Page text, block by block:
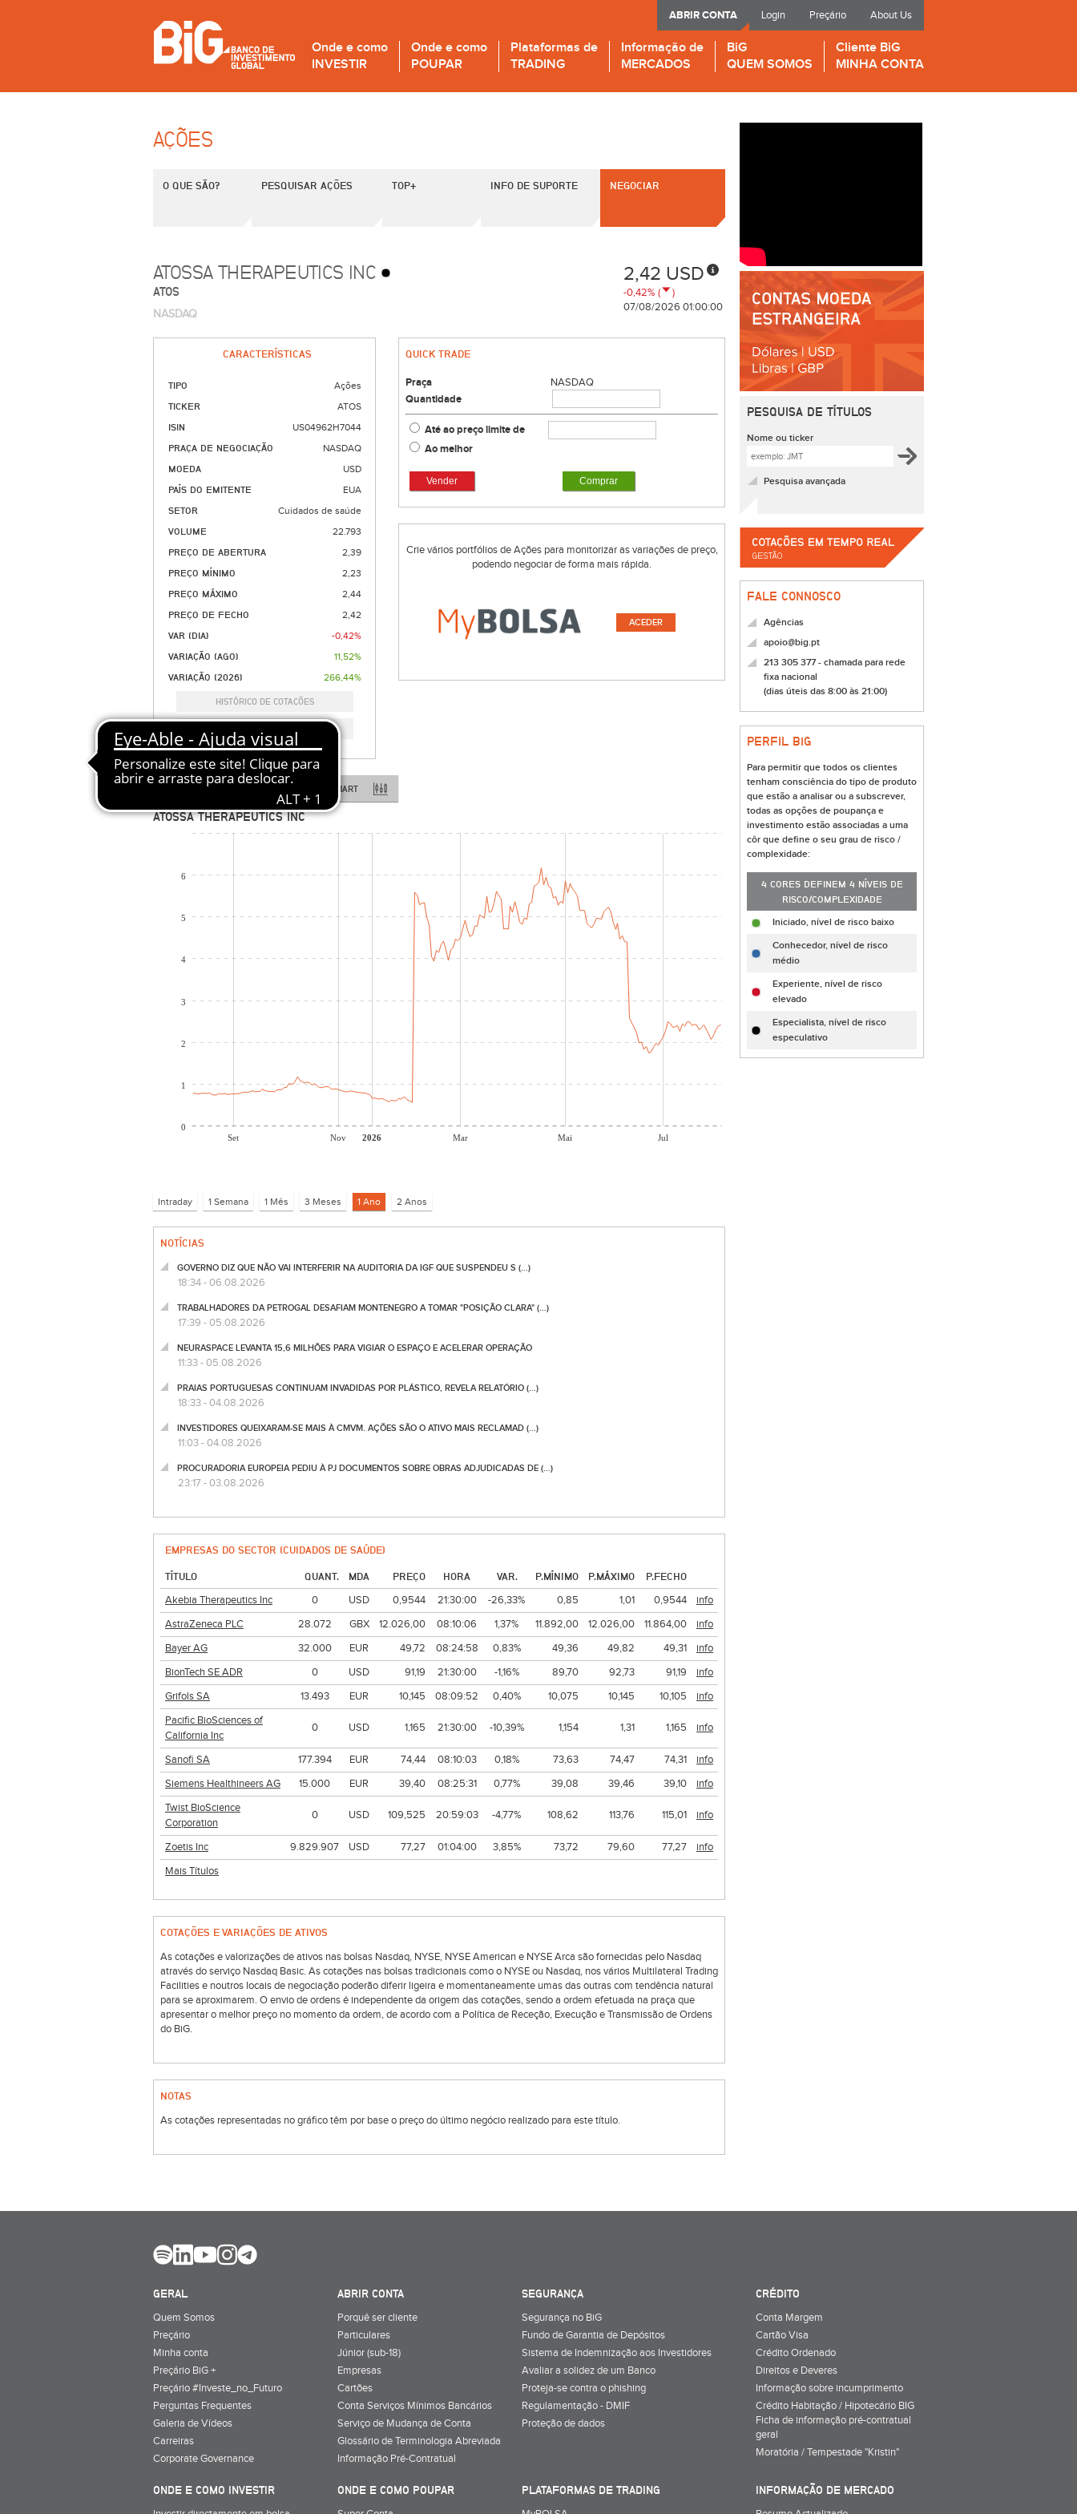
Login Preçário About Us
ABRIR CONTA
Onde e como
INVESTIR
Onde e como
POUPAR
Plataformas de
TRADING
Informação de
MERCADOS
BiG
QUEM SOMOS
Cliente BiG
MINHA CONTA
AÇÕES
O QUE SÃO? PESQUISAR AÇÕES TOP+ INFO DE SUPORTE NEGOCIAR
ATOSSA THERAPEUTICS INC
ATOS
NASDAQ
2,42 USD
-0,42% (
)
07/08/2026 01:00:00
CARACTERÍSTICAS
TIPO Ações
TICKER ATOS
ISIN US04962H7044
PRAÇA DE NEGOCIAÇÃO NASDAQ
MOEDA USD
PAÍS DO EMITENTE EUA
SETOR Cuidados de saúde
VOLUME 22.793
PREÇO DE ABERTURA 2,39
PREÇO MÍNIMO 2,23
PREÇO MÁXIMO 2,44
PREÇO DE FECHO 2,42
VAR (DIA) -0,42%
VARIAÇÃO (AGO) 11,52%
VARIAÇÃO (2026) 266,44%
HISTÓRICO DE COTAÇÕES
QUICK TRADE
Praça
NASDAQ
Quantidade
Até ao preço limite de
Ao melhor
Vender Comprar
Crie vários portfólios de Ações para monitorizar as variações de preço,
podendo negociar de forma mais rápida.
ACEDER
LINE CHART CANDLESTICK CHART
ATOSSA THERAPEUTICS INC
Set Nov 2026 Mar Mai Jul
0
1
2
3
4
5
6
NOTÍCIAS
GOVERNO DIZ QUE NÃO VAI INTERFERIR NA AUDITORIA DA IGF QUE SUSPENDEU S (...)
18:34 - 06.08.2026
TRABALHADORES DA PETROGAL DESAFIAM MONTENEGRO A TOMAR "POSIÇÃO CLARA" (...)
17:39 - 05.08.2026
NEURASPACE LEVANTA 15,6 MILHÕES PARA VIGIAR O ESPAÇO E ACELERAR OPERAÇÃO
11:33 - 05.08.2026
PRAIAS PORTUGUESAS CONTINUAM INVADIDAS POR PLÁSTICO, REVELA RELATÓRIO (...)
18:33 - 04.08.2026
INVESTIDORES QUEIXARAM-SE MAIS À CMVM. AÇÕES SÃO O ATIVO MAIS RECLAMAD (...)
11:03 - 04.08.2026
PROCURADORIA EUROPEIA PEDIU À PJ DOCUMENTOS SOBRE OBRAS ADJUDICADAS DE (...)
23:17 - 03.08.2026
EMPRESAS DO SECTOR (CUIDADOS DE SAÚDE)
TÍTULO QUANT. MDA PREÇO HORA VAR. P.MÍNIMO P.MÁXIMO
P.FECHO
Akebia Therapeutics Inc
0 USD 0,9544 21:30:00 -26,33% 0,85 1,01 0,9544
info
AstraZeneca PLC
28.072 GBX 12.026,00 08:10:06 1,37% 11.892,00 12.026,00 11.864,00
info
Bayer AG
32.000 EUR 49,72 08:24:58 0,83% 49,36 49,82 49,31
info
BionTech SE ADR
0 USD 91,19 21:30:00 -1,16% 89,70 92,73 91,19
info
Grifols SA
13.493 EUR 10,145 08:09:52 0,40% 10,075 10,145 10,105
info
Pacific BioSciences of
California Inc
0 USD 1,165 21:30:00 -10,39% 1,154 1,31 1,165 info
Sanofi SA 177.394 EUR 74,44 08:10:03 0,18% 73,63 74,47 74,31
info
Siemens Healthineers AG
15.000 EUR 39,40 08:25:31 0,77% 39,08 39,46 39,10
info
Twist BioScience
Corporation
0 USD 109,525 20:59:03 -4,77% 108,62 113,76 115,01 info
Zoetis Inc 9.829.907 USD 77,27 01:04:00 3,85% 73,72 79,60 77,27
info
Mais Títulos
COTAÇÕES E VARIAÇÕES DE ATIVOS
As cotações e valorizações de ativos nas bolsas Nasdaq, NYSE, NYSE American e NYSE Arca são fornecidas pelo Nasdaq
através do serviço Nasdaq Basic. As cotações nas bolsas tradicionais como o NYSE ou Nasdaq, nos vários Multilateral Trading
Facilities e noutros locais de negociação poderão diferir ligeira e momentaneamente umas das outras com tendência natural
para se aproximarem. O envio de ordens é independente da origem das cotações, sendo a ordem efetuada na praça que
apresentar o melhor preço no momento da ordem, de acordo com a Política de Receção, Execução e Transmissão de Ordens
do BiG.
NOTAS
As cotações representadas no gráfico têm por base o preço do último negócio realizado para este título.
PESQUISA DE TÍTULOS
Nome ou ticker
Pesquisa avançada
FALE CONNOSCO
Agências
apoio@big.pt
213 305 377 - chamada para rede
fixa nacional
(dias úteis das 8:00 às 21:00)
PERFIL BiG
Para permitir que todos os clientes
tenham consciência do tipo de produto
que estão a analisar ou a subscrever,
todas as opções de poupança e
investimento estão associadas a uma
côr que define o seu grau de risco /
complexidade:
4 CORES DEFINEM 4 NÍVEIS DE
RISCO/COMPLEXIDADE
Iniciado, nível de risco baixo
Conhecedor, nível de risco
médio
Experiente, nível de risco
elevado
Especialista, nível de risco
especulativo
GERAL
Quem Somos
Preçário
Minha conta
Preçário BiG +
Preçário #Investe_no_Futuro
Perguntas Frequentes
Galeria de Vídeos
Carreiras
Corporate Governance
ABRIR CONTA
Porquê ser cliente
Particulares
Júnior (sub-18)
Empresas
Cartões
Conta Serviços Mínimos Bancários
Serviço de Mudança de Conta
Glossário de Terminologia Abreviada
Informação Pré-Contratual
SEGURANÇA
Segurança no BiG
Fundo de Garantia de Depósitos
Sistema de Indemnização aos Investidores
Avaliar a solidez de um Banco
Proteja-se contra o phishing
Regulamentação - DMIF
Proteção de dados
CRÉDITO
Conta Margem
Cartão Visa
Crédito Ordenado
Direitos e Deveres
Informação sobre incumprimento
Crédito Habitação / Hipotecário BIG
Ficha de informação pré-contratual
geral
Moratória / Tempestade "Kristin"
ONDE E COMO INVESTIR
ONDE E COMO POUPAR
PLATAFORMAS DE TRADING
INFORMAÇÃO DE MERCADO